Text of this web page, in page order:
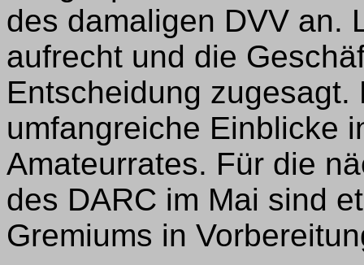
des damaligen DVV an.
aufrecht und die
Entscheidung zugesagt.
umfangreiche Einblicke
Amateurrates. Für die
des DARC im Mai sind
Gremiums in